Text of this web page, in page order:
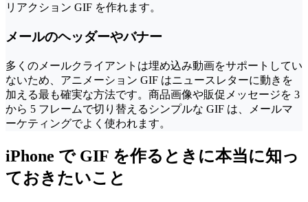
リアクション GIF を作れます。
メールのヘッダーやバナー
多くのメールクライアントは埋め込み動画をサポートしてい
ないため、アニメーション GIF はニュースレターに動きを
加える最も確実な方法です。商品画像や販促メッセージを 3
から 5 フレームで切り替えるシンプルな GIF は、メールマ
ーケティングでよく使われます。
iPhone で GIF を作るときに本当に知っ
ておきたいこと